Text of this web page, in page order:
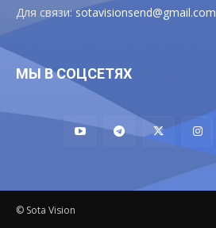
Для связи:sotavisionsend@gmail.com
МЫ В СОЦСЕТЯХ
© Sota Vision